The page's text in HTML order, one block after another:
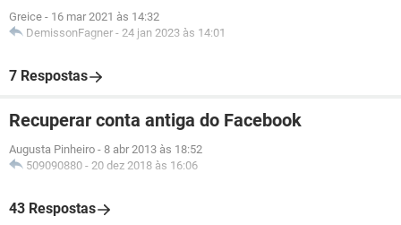
Greice - 16 mar 2021 às 14:32
DemissonFagner - 24 jan 2023 às 14:01
7 Respostas
Recuperar conta antiga do Facebook
Augusta Pinheiro - 8 abr 2013 às 18:52
509090880 - 20 dez 2018 às 16:06
43 Respostas